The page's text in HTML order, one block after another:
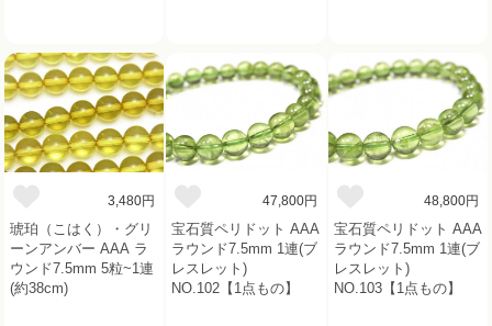
3,480円
琥珀（こはく）・グリ
ーンアンバー AAA ラ
ウンド7.5mm 5粒~1連
(約38cm)
47,800円
宝石質ペリドット AAA
ラウンド7.5mm 1連(ブ
レスレット)
NO.102【1点もの】
48,800円
宝石質ペリドット AAA
ラウンド7.5mm 1連(ブ
レスレット)
NO.103【1点もの】